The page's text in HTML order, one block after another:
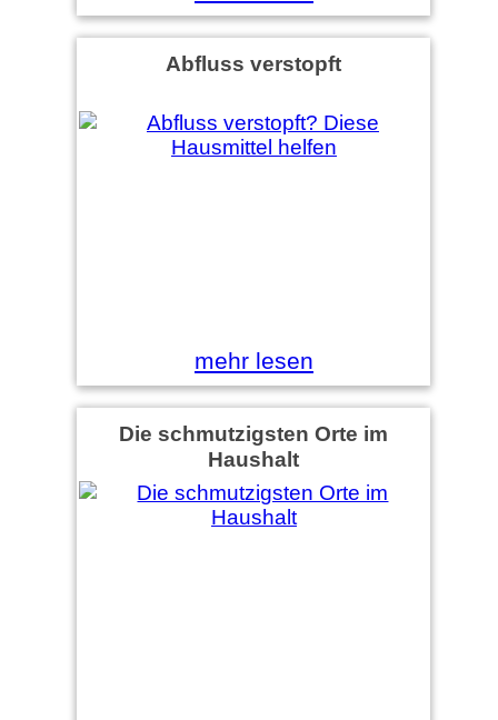
Abfluss verstopft
mehr lesen
Die schmutzigsten Orte im
Haushalt